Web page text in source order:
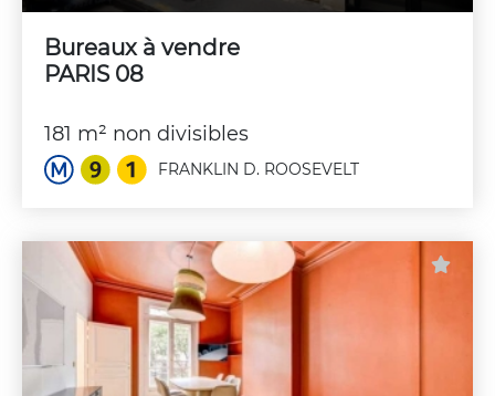
Bureaux à vendre
PARIS 08
181 m² non divisibles
FRANKLIN D. ROOSEVELT